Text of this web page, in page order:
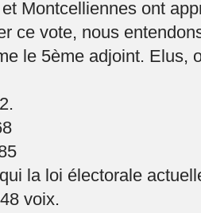
Montcelliennes ont
ce vote, nous
le 5ème adjoint. Elus,
la loi électorale
voix.